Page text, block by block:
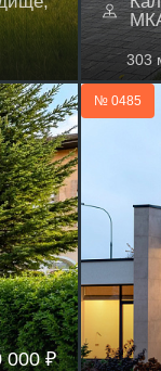
303
000 ₽
№ 0485